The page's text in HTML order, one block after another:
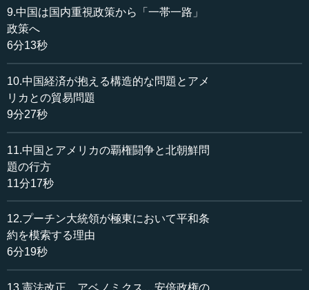
ものがあります。これはどういうものでしょうか。習近平
氏の前の国家主席は、胡錦濤氏でした。胡錦濤氏も、非常
に技術革新が重要だと言って、ハイテク産業を伸ばそうと
して、それを「創新」と言いました。イノベーションとい
う意味です。
「創新」政策でターゲットにしたのはハイテク産業で、
次々とピックアップしようとしたのです。例えるならば、
地面があって、草が生えて、幹がこう育ってその上に大き
な花が咲くのが、ハイテクなのです。そのためには葉っぱ
が必要、幹が必要、地面が必要、根っこが必要、栄養が必
要なのですが、そのようになっていなかったので、「創
2015年に国務院総理の李克強氏という方がいます。彼が
考えたのが「中国製造2025」なのです。ここには、根っこ
から幹から葉っぱまで入っているのです。その上にハイテ
クを育てようというものです。ですから重産業を徹底的に
9.中国は国内重視政策から「一帯一路」
政策へ
6分13秒
10.中国経済が抱える構造的な問題とアメ
リカとの貿易問題
9分27秒
11.中国とアメリカの覇権闘争と北朝鮮問
題の行方
11分17秒
12.プーチン大統領が極東において平和条
約を模索する理由
6分19秒
13.憲法改正、アベノミクス…安倍政権の